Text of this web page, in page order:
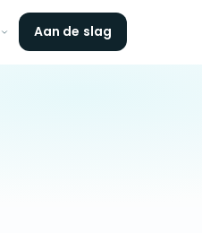
Aan de slag